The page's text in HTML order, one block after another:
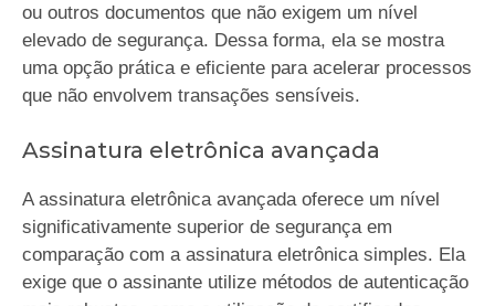
ou outros documentos que não exigem um nível
elevado de segurança. Dessa forma, ela se mostra
uma opção prática e eficiente para acelerar processos
que não envolvem transações sensíveis.
Assinatura eletrônica avançada
A assinatura eletrônica avançada oferece um nível
significativamente superior de segurança em
comparação com a assinatura eletrônica simples. Ela
exige que o assinante utilize métodos de autenticação